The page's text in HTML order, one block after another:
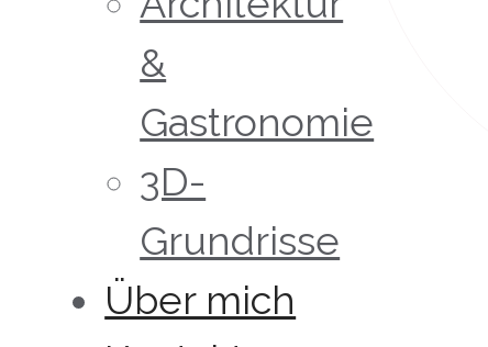
&
Gastronomie
3D-
Grundrisse
Über mich